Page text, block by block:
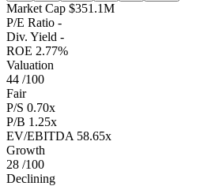
Market Cap $351.1M
P/E Ratio -
Div. Yield -
ROE 2.77%
Valuation
44 /100
Fair
P/S 0.70x
P/B 1.25x
EV/EBITDA 58.65x
Growth
28 /100
Declining